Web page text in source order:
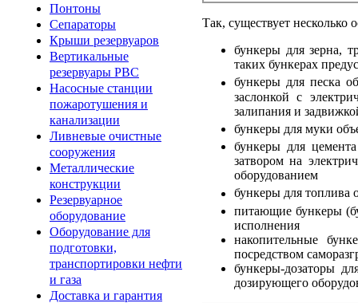
Понтоны
Сепараторы
Крыши резервуаров
Вертикальные
резервуары РВС
Насосные станции
пожаротушения и
канализации
Ливневые очистные
сооружения
Металлические
конструкции
Резервуарное
оборудование
Оборудование для
подготовки,
транспортировки нефти
и газа
Доставка и гарантия
Так, существует несколько
бункеры для зерна,
таких бункерах
бункеры для песка
заслонкой с
залипания и
бункеры для муки
бункеры для
затвором на
оборудованием
бункеры для топлива
питающие бункеры
исполнения
накопительные
посредством
бункеры-дозаторы
дозирующего